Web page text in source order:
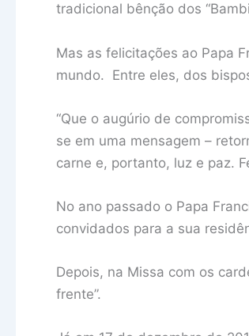
tradicional bênção dos
Mas as felicitações ao Papa
mundo. Entre eles, dos
“Que o augúrio de
se em uma mensagem –
carne e, portanto, luz e paz.
No ano passado o Papa
convidados para a sua
Depois, na Missa com os
frente”.